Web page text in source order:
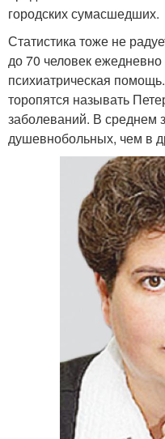
городских сумасшедших.
Статистика тоже не
до 70 человек ежедневно
психиатрическая
торопятся называть
заболеваний. В среднем
душевнобольных, чем в